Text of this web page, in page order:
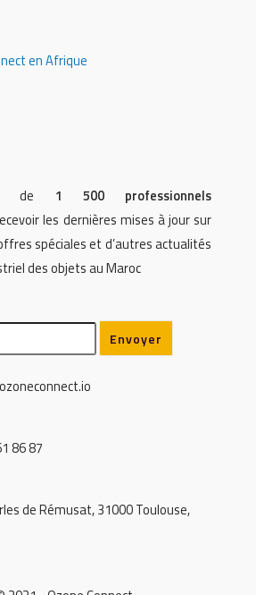
en Afrique
de 1 500 professionnels
les dernières mises à jour sur
spéciales et d’autres actualités
des objets au Maroc
86 87
de Rémusat, 31000 Toulouse,